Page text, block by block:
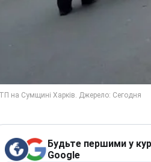
Будьте першими у
Google